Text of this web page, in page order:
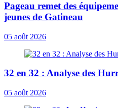
Pageau remet des
jeunes de Gatineau
05 août 2026
32 en 32 : Analyse des
05 août 2026